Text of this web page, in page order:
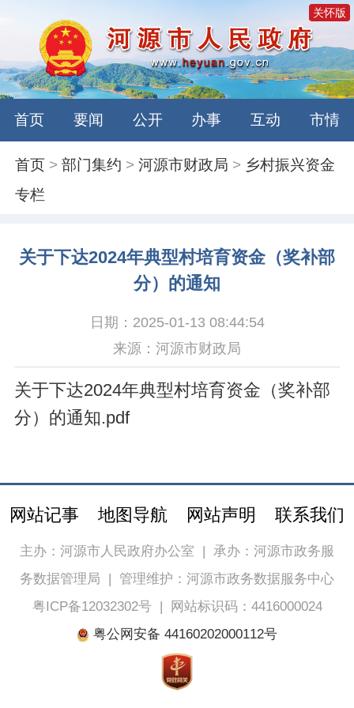
关怀版
首页 要闻 公开 办事 互动 市情
首页 >部门集约 >河源市财政局 > 乡村振兴资金
专栏
关于下达2024年典型村培育资金（奖补部
分）的通知
日期：2025-01-13 08:44:54
来源：河源市财政局
关于下达2024年典型村培育资金（奖补部
分）的通知.pdf
网站记事 地图导航 网站声明 联系我们
主办：河源市人民政府办公室 | 承办：河源市政务服
务数据管理局 | 管理维护：河源市政务数据服务中心
粤ICP备12032302号|
网站标识码：4416000024
粤公网安备 44160202000112号